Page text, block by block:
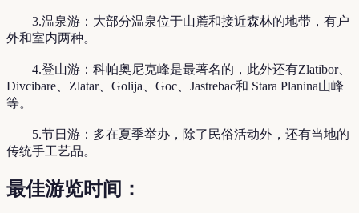
3.温泉游：大部分温泉位于山麓和接近森林的地带，有户
外和室内两种。
4.登山游：科帕奥尼克峰是最著名的，此外还有Zlatibor、
Divcibare、Zlatar、Golija、Goc、Jastrebac和 Stara Planina山峰
等。
5.节日游：多在夏季举办，除了民俗活动外，还有当地的
传统手工艺品。
最佳游览时间：